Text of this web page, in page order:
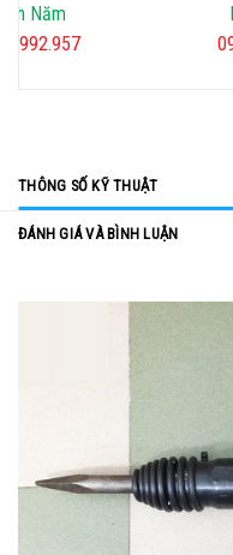
Minh Tăng
THÔNG SỐ KỸ THUẬT
ĐÁNH GIÁ VÀ BÌNH LUẬN